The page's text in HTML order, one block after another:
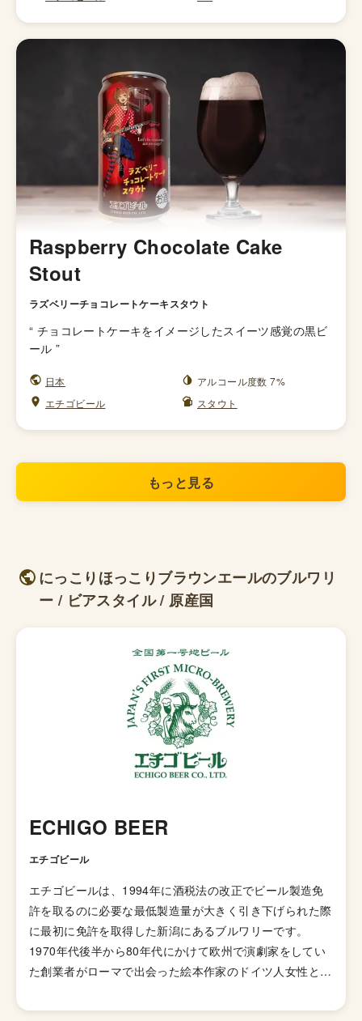
Raspberry Chocolate Cake
Stout
ラズベリーチョコレートケーキスタウト
“ チョコレートケーキをイメージしたスイーツ感覚の黒ビ
ール ”
日本
アルコール度数 7%
エチゴビール
スタウト
もっと見る
にっこりほっこりブラウンエールのブルワリ
ー / ビアスタイル / 原産国
ECHIGO BEER
エチゴビール
エチゴビールは、1994年に酒税法の改正でビール製造免
許を取るのに必要な最低製造量が大きく引き下げられた際
に最初に免許を取得した新潟にあるブルワリーです。
1970年代後半から80年代にかけて欧州で演劇家をしてい
た創業者がローマで出会った絵本作家のドイツ人女性と出
を故郷の新潟から日本に広めたいと考え創業したのがエチ